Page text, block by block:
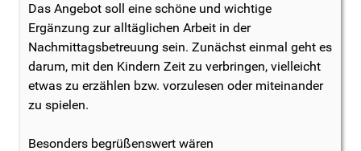
Das Angebot soll eine schöne und wichtige
Ergänzung zur alltäglichen Arbeit in der
Nachmittagsbetreuung sein. Zunächst einmal geht es
darum, mit den Kindern Zeit zu verbringen, vielleicht
etwas zu erzählen bzw. vorzulesen oder miteinander
zu spielen.
Besonders begrüßenswert wären